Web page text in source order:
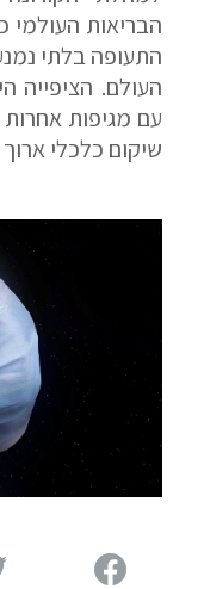
הבריאות העולמי
התעופה בלתי
העולם. הציפייה
עם מגיפות
שיקום כלכלי
סימן
נשמח
ולעזור לכם
שם פרטי
דוא"ל